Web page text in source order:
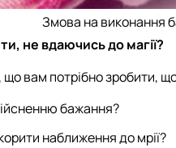
Змова на виконання
не вдаючись до магії?
що вам потрібно зробити,
бажання?
наближення до мрії?